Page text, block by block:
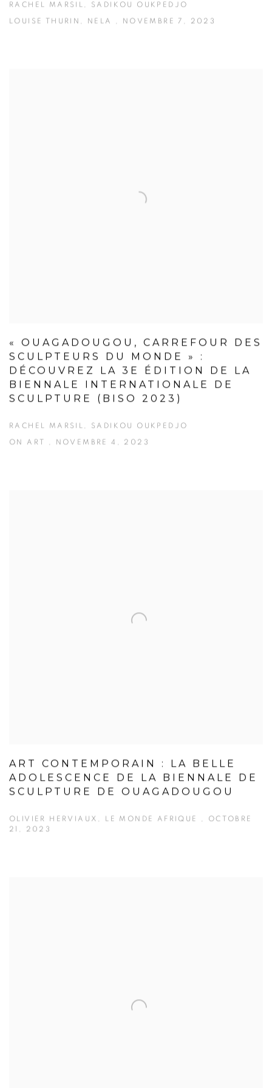
RACHEL MARSIL, SADIKOU OUKPEDJO
LOUISE THURIN, NELA , NOVEMBRE 7, 2023
« OUAGADOUGOU, CARREFOUR DES
SCULPTEURS DU MONDE » :
DÉCOUVREZ LA 3E ÉDITION DE LA
BIENNALE INTERNATIONALE DE
SCULPTURE (BISO 2023)
RACHEL MARSIL, SADIKOU OUKPEDJO
ON ART , NOVEMBRE 4, 2023
ART CONTEMPORAIN : LA BELLE
ADOLESCENCE DE LA BIENNALE DE
SCULPTURE DE OUAGADOUGOU
OLIVIER HERVIAUX, LE MONDE AFRIQUE , OCTOBRE
21, 2023